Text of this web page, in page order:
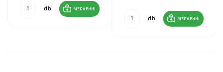
db MEGVENNI
db MEGVENNI